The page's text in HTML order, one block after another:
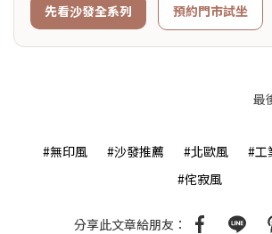
先看沙發全系列 預約門市試坐
最
#無印風 #沙發推薦 #北歐風 #工
#侘寂風
分享此文章給朋友：